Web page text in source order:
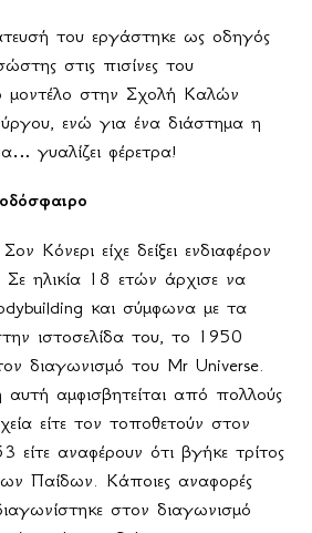
του εργάστηκε ως οδηγός
στις πισίνες του
μοντέλο στην Σχολή Καλών
ενώ για ένα διάστημα η
γυαλίζει φέρετρα!
Κόνερι είχε δείξει ενδιαφέρον
Σε ηλικία 18 ετών άρχισε να
και σύμφωνα με τα
ιστοσελίδα του, το 1950
διαγωνισμό του Mr Universe.
αμφισβητείται από πολλούς
είτε τον τοποθετούν στον
είτε αναφέρουν ότι βγήκε τρίτος
Παίδων. Κάποιες αναφορές
στον διαγωνισμό